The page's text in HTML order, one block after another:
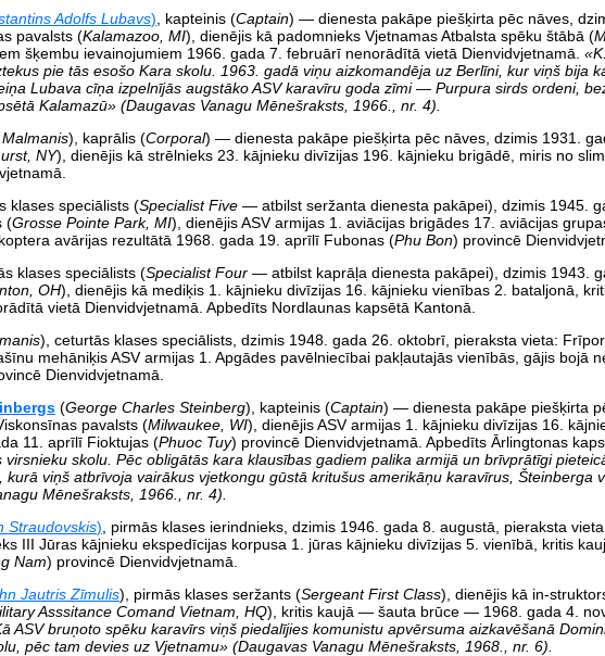
Adolfs Lubavs) , kapteinis (Captain) — dienesta pakāpe piešķirta pēc nāves,
pavalsts (Kalamazoo, MI), dienējis kā padomnieks Vjetnamas Atbalsta spēku štābā (
šķembu ievainojumiem 1966. gada 7. februārī nenorādītā vietā Dienvidvjetnamā.
pie tās esošo Kara skolu.
1963. gadā viņu aizkomandēja uz Berlīni, kur viņš bija
Lubava cīņa izpelnījās augstāko ASV karavīru goda zīmi — Purpura sirds ordeni,
Kalamazū» (Daugavas Vanagu Mēnešraksts, 1966., nr. 4).
), kaprālis (Corporal) — dienesta pakāpe piešķirta pēc nāves, dzimis 1931.
NY), dienējis kā strēlnieks 23. kājnieku divīzijas 196. kājnieku brigādē, miris no
klases speciālists (Specialist Five — atbilst seržanta dienesta pakāpei), dzimis 1945.
(Grosse Pointe Park, MI), dienējis ASV armijas 1. aviācijas brigādes 17. aviācijas
avārijas rezultātā 1968. gada 19. aprīlī Fubonas (Phu Bon) provincē
klases speciālists (Specialist Four — atbilst kaprāļa dienesta pakāpei), dzimis 1943.
OH), dienējis kā mediķis 1. kājnieku divīzijas 16. kājnieku vienības 2. bataljonā,
vietā Dienvidvjetnamā. Apbedīts Nordlaunas kapsētā Kantonā.
), ceturtās klases speciālists, dzimis 1948. gada 26. oktobrī, pieraksta vieta:
mehāniķis ASV armijas 1. Apgādes pavēlniecībai pakļautajās vienībās, gājis bojā
Dienvidvjetnamā.
(George Charles Steinberg), kapteinis (Captain) — dienesta pakāpe piešķirta
pavalsts (Milwaukee, WI), dienējis ASV armijas 1. kājnieku divīzijas 16.
11. aprīlī Fioktujas (Phuoc Tuy) provincē Dienvidvjetnamā. Apbedīts Ārlingtonas
skolu. Pēc obligātās kara klausības gadiem palika armijā un brīvprātīgi
kurā viņš atbrīvoja vairākus vjetkongu gūstā kritušus amerikāņu karavīrus, Šteinberga
Mēnešraksts, 1966., nr. 4).
Straudovskis) , pirmās klases ierindnieks, dzimis 1946. gada 8. augustā, pieraksta
III Jūras kājnieku ekspedīcijas korpusa 1. jūras kājnieku divīzijas 5. vienībā, kritis
Nam) provincē Dienvidvjetnamā.
Jautris Zīmulis), pirmās klases seržants (Sergeant First Class), dienējis kā in-
Asssitance Comand Vietnam, HQ), kritis kaujā — šauta brūce — 1968. gada 4.
ASV bruņoto spēku karavīrs viņš piedalījies komunistu apvērsuma aizkavēšanā
pēc tam devies uz Vjetnamu» (Daugavas Vanagu Mēnešraksts, 1968., nr. 6).